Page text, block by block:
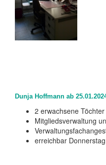
Dunja Hoffmann ab
2 erwachsene Töchter
Mitgliedsverwaltung
erreichbar